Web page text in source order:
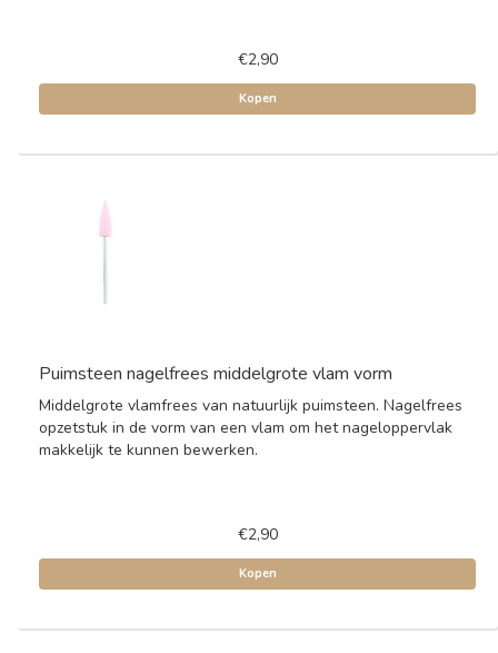
€2,90
Kopen
Puimsteen nagelfrees middelgrote vlam vorm
Middelgrote vlamfrees van natuurlijk puimsteen. Nagelfrees
opzetstuk in de vorm van een vlam om het nageloppervlak
makkelijk te kunnen bewerken.
€2,90
Kopen